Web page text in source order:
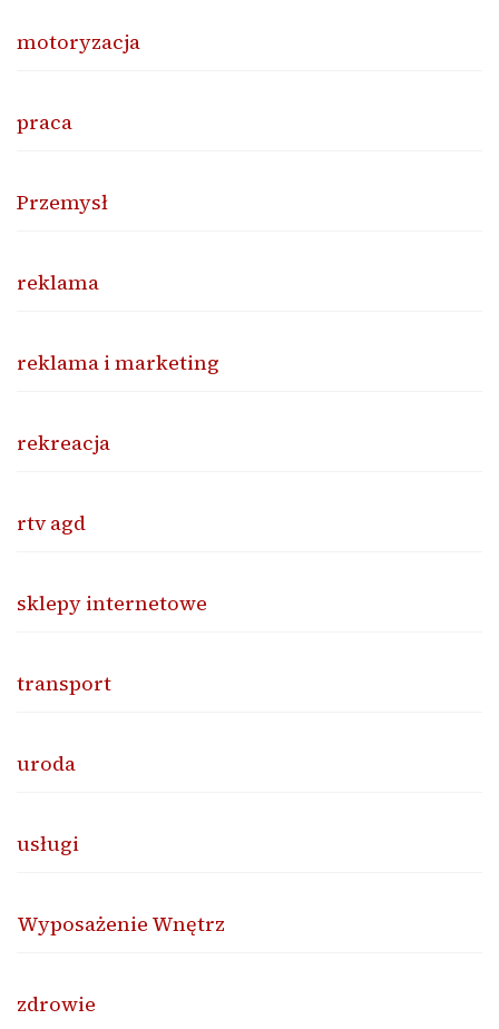
motoryzacja
praca
Przemysł
reklama
reklama i marketing
rekreacja
rtv agd
sklepy internetowe
transport
uroda
usługi
Wyposażenie Wnętrz
zdrowie